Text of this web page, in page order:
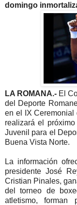
domingo
LA ROMANA.- El
del Deporte
en el IX
realizará el
Juvenil para el
Buena Vista Norte.
La información
presidente José
Cristian Pinales,
del torneo de
atletismo,